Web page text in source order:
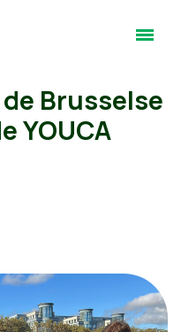
Brusselse
YOUCA